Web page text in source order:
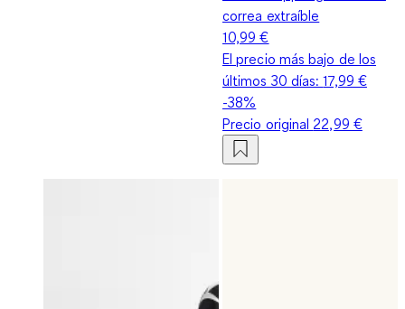
correa extraíble
10,99 €
El precio más bajo de los
últimos 30 días:17,99 €
-38%
Precio original 22,99 €